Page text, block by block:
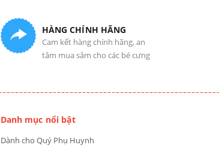
HÀNG CHÍNH HÃNG
Cam kết hàng chính hãng, an
tâm mua sắm cho các bé cưng
Danh mục nổi bật
Dành cho Quý Phụ Huynh